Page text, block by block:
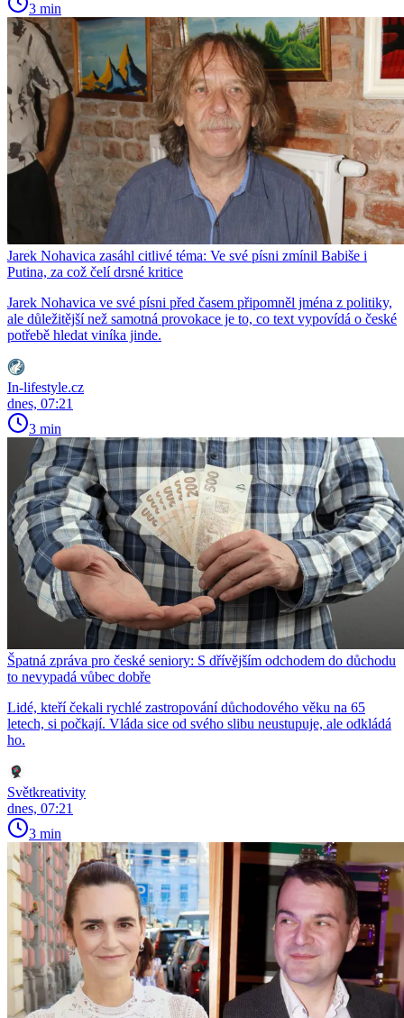
3 min
Jarek Nohavica zasáhl citlivé téma: Ve své písni zmínil Babiše i
Putina, za což čelí drsné kritice
Jarek Nohavica ve své písni před časem připomněl jména z politiky,
ale důležitější než samotná provokace je to, co text vypovídá o české
potřebě hledat viníka jinde.
In-lifestyle.cz
dnes, 07:21
3 min
Špatná zpráva pro české seniory: S dřívějším odchodem do důchodu
to nevypadá vůbec dobře
Lidé, kteří čekali rychlé zastropování důchodového věku na 65
letech, si počkají. Vláda sice od svého slibu neustupuje, ale odkládá
ho.
Světkreativity
dnes, 07:21
3 min